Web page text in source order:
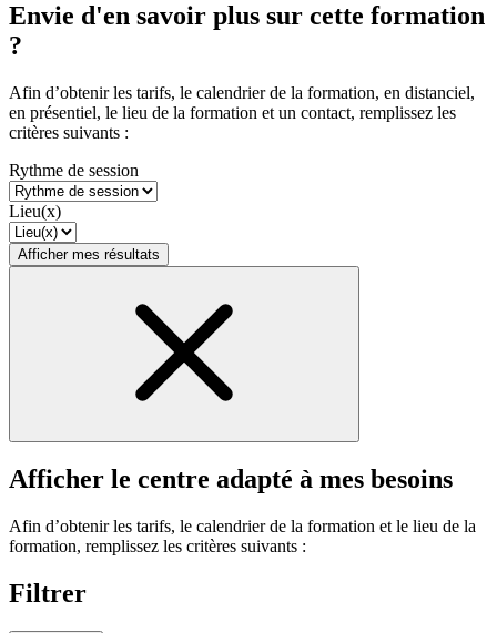
Envie d'en savoir plus sur cette formation
?
Afin d’obtenir les tarifs, le calendrier de la formation, en distanciel,
en présentiel, le lieu de la formation et un contact, remplissez les
critères suivants :
Rythme de session
Lieu(x)
Afficher mes résultats
Afficher le centre adapté à mes besoins
Afin d’obtenir les tarifs, le calendrier de la formation et le lieu de la
formation, remplissez les critères suivants :
Filtrer